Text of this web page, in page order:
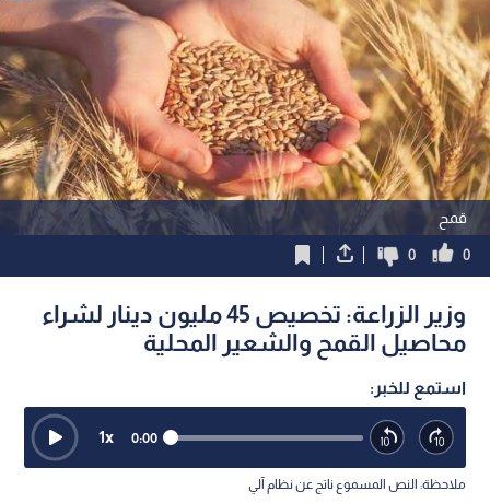
قمح
0
0
وزير الزراعة: تخصيص 45 مليون دينار لشراء
محاصيل القمح والشعير المحلية
استمع للخبر:
0:00
1x
ملاحظة: النص المسموع ناتج عن نظام آلي